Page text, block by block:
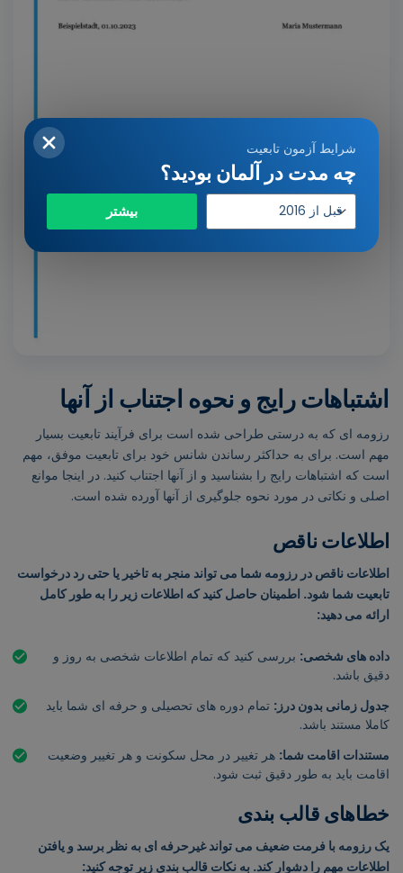
اشتباهات رایج و نحوه اجتناب از آنها
رزومه ای که به درستی طراحی شده است برای فرآیند تابعیت بسیار
مهم است. برای به حداکثر رساندن شانس خود برای تابعیت موفق، مهم
است که اشتباهات رایج را بشناسید و از آنها اجتناب کنید. در اینجا موانع
اصلی و نکاتی در مورد نحوه جلوگیری از آنها آورده شده است.
اطلاعات ناقص
اطلاعات ناقص در رزومه شما می تواند منجر به تاخیر یا حتی رد درخواست
تابعیت شما شود. اطمینان حاصل کنید که اطلاعات زیر را به طور کامل
ارائه می دهید:
داده های شخصی: بررسی کنید که تمام اطلاعات شخصی به روز و
دقیق باشد.
جدول زمانی بدون درز: تمام دوره های تحصیلی و حرفه ای شما باید
کاملا مستند باشد.
مستندات اقامت شما: هر تغییر در محل سکونت و هر تغییر وضعیت
اقامت باید به طور دقیق ثبت شود.
خطاهای قالب بندی
یک رزومه با فرمت ضعیف می تواند غیرحرفه ای به نظر برسد و یافتن
اطلاعات مهم را دشوار کند. به نکات قالب بندی زیر توجه کنید:
شرایط آزمون تابعیت
چه مدت در آلمان بودید؟
سال
ورود
بیشتر